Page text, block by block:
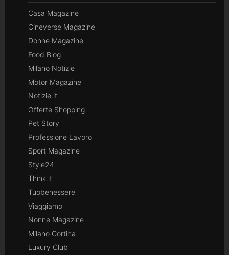
Casa Magazine
Cineverse Magazine
Donne Magazine
Food Blog
Milano Notizie
Motor Magazine
Notizie.it
Offerte Shopping
Pet Story
Professione Lavoro
Sport Magazine
Style24
Think.it
Tuobenessere
Viaggiamo
Nonne Magazine
Milano Cortina
Luxury Club